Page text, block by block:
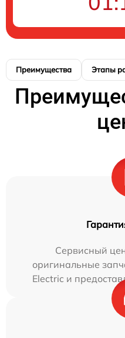
Преимущества Этапы
Сервисный
оригинальные
Electric и